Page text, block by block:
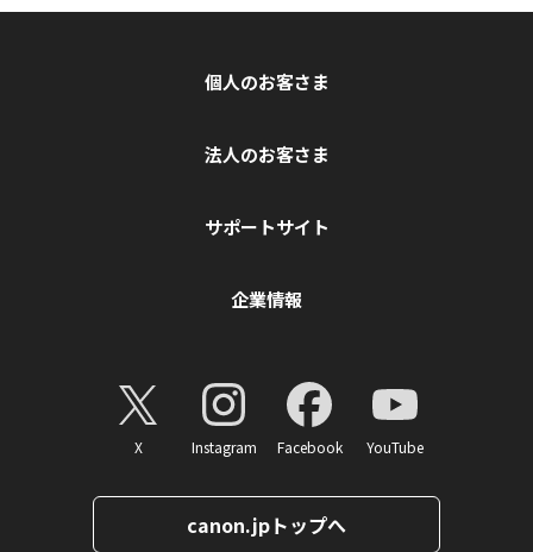
個人のお客さま
法人のお客さま
サポートサイト
企業情報
X Instagram Facebook YouTube
canon.jpトップへ